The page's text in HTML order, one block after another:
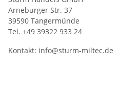
Arneburger Str. 37
39590 Tangermünde
Tel. +49 39322 933 24
Kontakt: info@sturm-miltec.de